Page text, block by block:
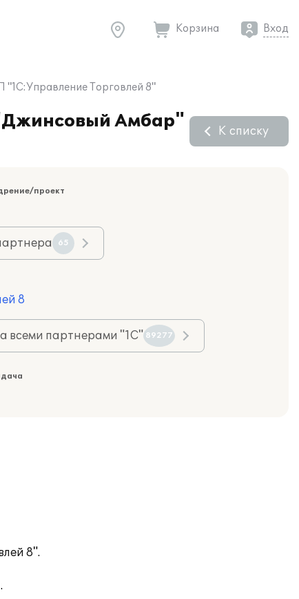
Корзина Вход
Торговлей 8"
Амбар"
К списку
проект
65
8
всеми партнерами "1С" 89277
8".